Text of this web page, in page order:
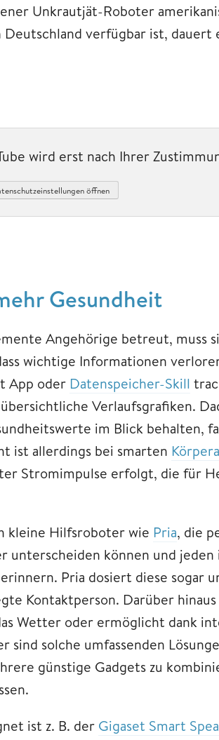
Unkrautjät-Roboter
verfügbar ist, dauert
wird erst nach Ihrer
öffnen
Gesundheit
Angehörige betreut, muss
wichtige Informationen
App oder Datenspeicher-Skill
Verlaufsgrafiken.
im Blick behalten,
ist allerdings bei smarten
Stromimpulse erfolgt, die für
kleine Hilfsroboter wie Pria, die
unterscheiden können und jeden
Pria dosiert diese sogar
Kontaktperson. Darüber
Wetter oder ermöglicht dank
solche umfassenden
günstige Gadgets zu
ist z. B. der Gigaset Smart